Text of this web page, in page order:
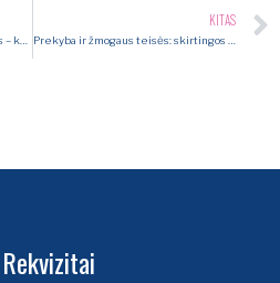
KITAS
Rekvizitai